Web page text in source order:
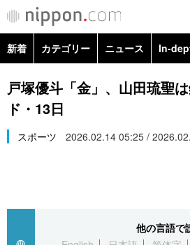
カテゴリー
経済・ビジネス
トップ
In-depth
新着 カテゴリー ニュース In-
政治・外交
経済・ビジネス
戸塚優斗「金」、山田琉聖
ド・13日
スポーツ 2026.02.14 05:25 /
他の言語で